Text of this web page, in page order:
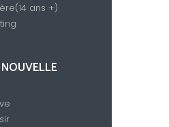
ans +)